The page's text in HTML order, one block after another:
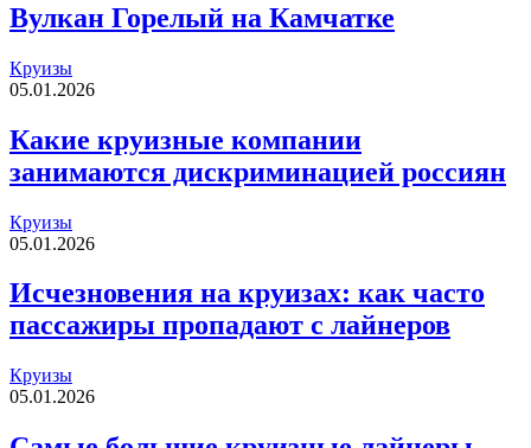
Вулкан Горелый на Камчатке
Круизы
05.01.2026
​Какие круизные компании
занимаются дискриминацией россиян
Круизы
05.01.2026
Исчезновения на круизах: как часто
пассажиры пропадают с лайнеров
Круизы
05.01.2026